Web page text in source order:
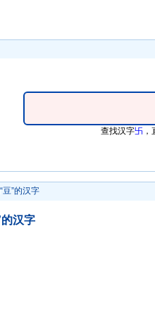
查找汉字卐
豆”的汉字
汉字